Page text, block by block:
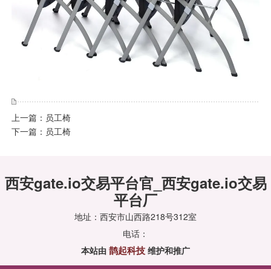
上一篇： 员工椅
下一篇： 员工椅
西安gate.io交易平台官_西安gate.io交易
平台厂
地址：西安市山西路218号312室
电话：
本站由 鹊起科技 维护和推广